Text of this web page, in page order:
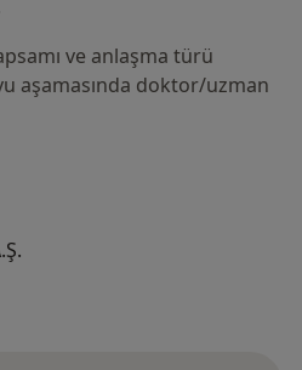
ve anlaşma türü
aşamasında doktor/uzman